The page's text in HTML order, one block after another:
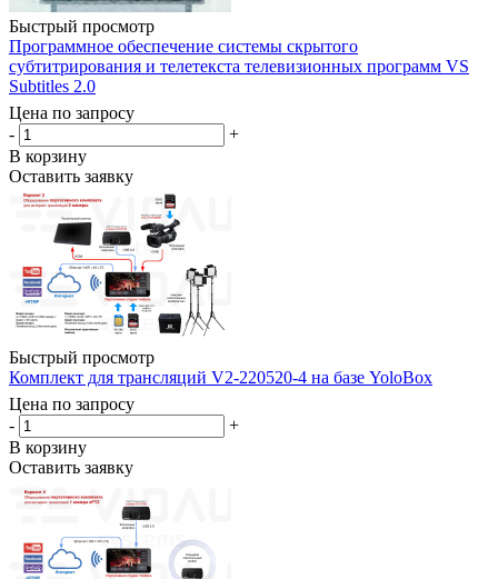
Быстрый просмотр
Программное обеспечение системы скрытого
субтитрирования и телетекста телевизионных программ VS
Subtitles 2.0
Цена по запросу
-
+
В корзину
Оставить заявку
Быстрый просмотр
Комплект для трансляций V2-220520-4 на базе YoloBox
Цена по запросу
-
+
В корзину
Оставить заявку